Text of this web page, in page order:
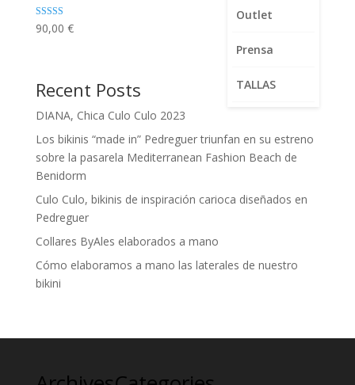
Outlet
Prensa
TALLAS
Valorado con
5.00
90,00 €
Recent Posts
DIANA, Chica Culo Culo 2023
Los bikinis “made in” Pedreguer triunfan en su estreno
sobre la pasarela Mediterranean Fashion Beach de
Benidorm
Culo Culo, bikinis de inspiración carioca diseñados en
Pedreguer
Collares ByAles elaborados a mano
Cómo elaboramos a mano las laterales de nuestro
bikini